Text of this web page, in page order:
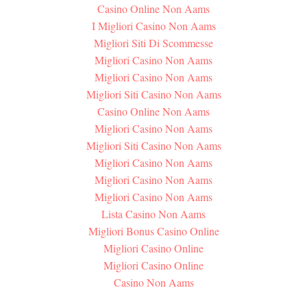
Casino Online Non Aams
I Migliori Casino Non Aams
Migliori Siti Di Scommesse
Migliori Casino Non Aams
Migliori Casino Non Aams
Migliori Siti Casino Non Aams
Casino Online Non Aams
Migliori Casino Non Aams
Migliori Siti Casino Non Aams
Migliori Casino Non Aams
Migliori Casino Non Aams
Migliori Casino Non Aams
Lista Casino Non Aams
Migliori Bonus Casino Online
Migliori Casino Online
Migliori Casino Online
Casino Non Aams